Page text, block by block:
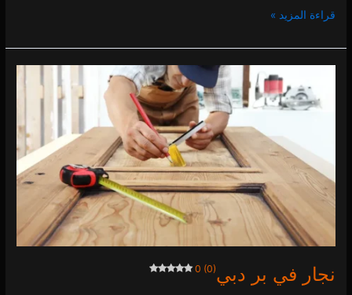
قراءة المزيد »
نجار في بر دبي0 (0)
0 (0)
4.21k
3.47k
3.57k